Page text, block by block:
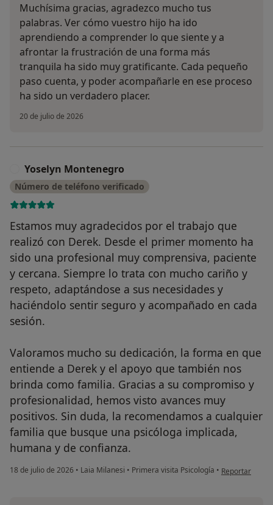
Muchísima gracias, agradezco mucho tus
palabras. Ver cómo vuestro hijo ha ido
aprendiendo a comprender lo que siente y a
afrontar la frustración de una forma más
tranquila ha sido muy gratificante. Cada pequeño
paso cuenta, y poder acompañarle en ese proceso
ha sido un verdadero placer.
20 de julio de 2026
Yoselyn Montenegro
Número de teléfono verificado
Estamos muy agradecidos por el trabajo que
realizó con Derek. Desde el primer momento ha
sido una profesional muy comprensiva, paciente
y cercana. Siempre lo trata con mucho cariño y
respeto, adaptándose a sus necesidades y
haciéndolo sentir seguro y acompañado en cada
sesión.
Valoramos mucho su dedicación, la forma en que
entiende a Derek y el apoyo que también nos
brinda como familia. Gracias a su compromiso y
profesionalidad, hemos visto avances muy
positivos. Sin duda, la recomendamos a cualquier
familia que busque una psicóloga implicada,
humana y de confianza.
18 de julio de 2026 • Laia Milanesi • Primera visita Psicología • en opinión del
Reportar